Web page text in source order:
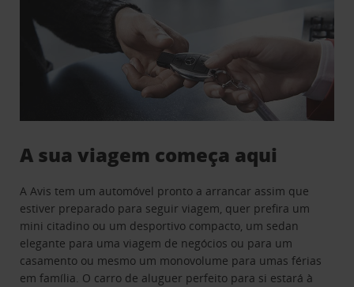
A sua viagem começa aqui
A Avis tem um automóvel pronto a arrancar assim que
estiver preparado para seguir viagem, quer prefira um
mini citadino ou um desportivo compacto, um sedan
elegante para uma viagem de negócios ou para um
casamento ou mesmo um monovolume para umas férias
em família. O carro de aluguer perfeito para si estará à